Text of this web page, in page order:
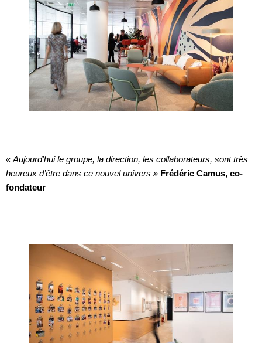
« Aujourd’hui le groupe, la direction, les collaborateurs, sont très
heureux d’être dans ce nouvel univers » Frédéric Camus, co-
fondateur